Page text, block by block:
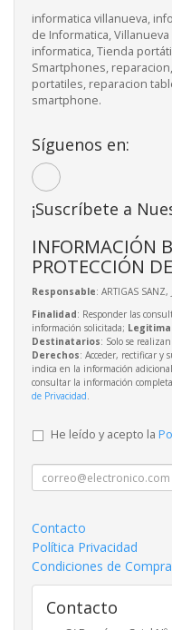
informatica villanueva,
de Informatica,
informatica, Tienda
Smartphones,
portatiles, reparacion
smartphone.
Síguenos en:
¡Suscríbete a
INFORMACIÓN
PROTECCIÓN
Responsable: ARTIGAS SANZ,
Finalidad: Responder las
información solicitada;
Destinatarios: Solo se
Derechos: Acceder, rectificar y
indica en la información
consultar la información
de Privacidad.
He leído y acepto la
Contacto
Política Privacidad
Condiciones de Compra
Contacto